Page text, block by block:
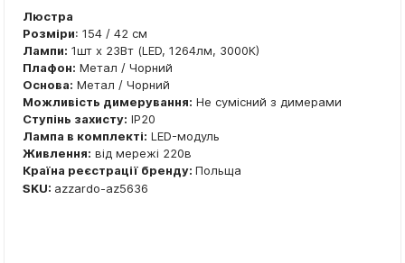
Люстра
Розміри: 154 / 42 см
Лампи: 1шт x 23Вт (LED, 1264лм, 3000К)
Плафон: Метал / Чорний
Основа: Метал / Чорний
Можливість димерування: Не сумісний з димерами
Ступінь захисту: IP20
Лампа в комплекті: LED-модуль
Живлення: від мережі 220в
Країна реєстрації бренду: Польща
SKU: azzardo-az5636